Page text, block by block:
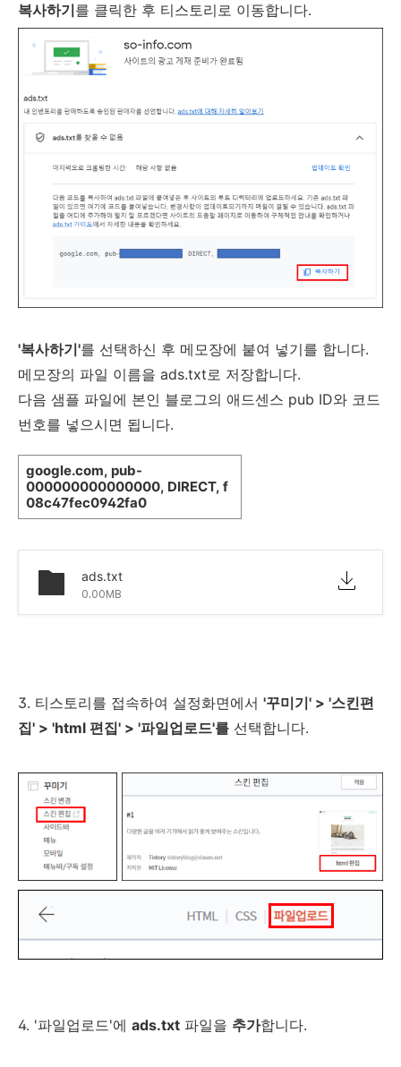
복사하기를 클릭한 후 티스토리로 이동합니다.
'복사하기'를 선택하신 후 메모장에 붙여 넣기를 합니다.
메모장의 파일 이름을 ads.txt로 저장합니다.
다음 샘플 파일에 본인 블로그의 애드센스 pub ID와 코드
번호를 넣으시면 됩니다.
google.com, pub-
000000000000000, DIRECT, f
08c47fec0942fa0
ads.txt
0.00MB
3. 티스토리를 접속하여 설정화면에서 '꾸미기' > '스킨편
집' > 'html 편집' > '파일업로드'를 선택합니다.
4. '파일업로드'에 ads.txt 파일을 추가합니다.